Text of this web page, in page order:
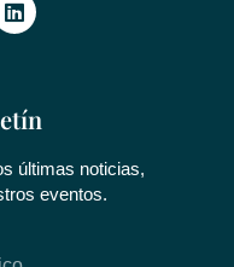
últimas noticias,
eventos.